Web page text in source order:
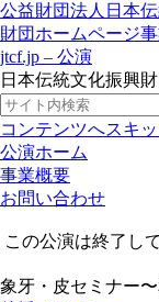
公益財団法人日本
財団ホームページ
jtcf.jp – 公演
日本伝統文化振興
コンテンツへスキ
公演ホーム
事業概要
お問い合わせ
この公演は終了し
象牙・皮セミナー